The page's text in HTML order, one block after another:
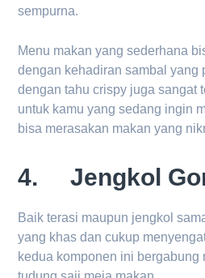
sempurna.
Menu makan yang sederhana
dengan kehadiran sambal yang
dengan tahu crispy juga sangat
untuk kamu yang sedang ingin
bisa merasakan makan yang
4. Jengkol
Baik terasi maupun jengkol
yang khas dan cukup
kedua komponen ini bergabung